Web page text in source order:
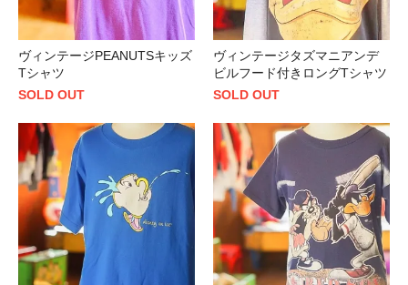
ヴィンテージPEANUTSキッズ
Tシャツ
SOLD OUT
ヴィンテージタズマニアンデ
ビルフード付きロングTシャツ
SOLD OUT